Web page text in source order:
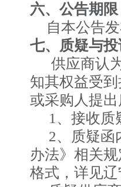
六、公告期限
自本公告
七、质疑与
供应商认
知其权益受
或采购人提
1、接收质
2、质疑函
办法》相关
格式，详见